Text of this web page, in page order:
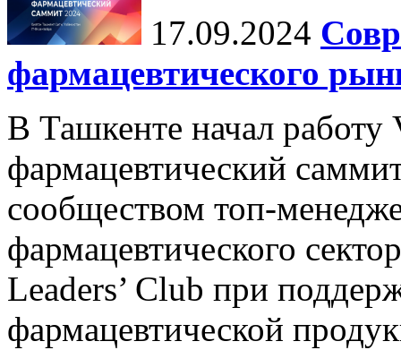
17.09.2024
фармацевтического
В Ташкенте начал работу
фармацевтический
сообществом топ-
фармацевтического
Leaders’ Club при
фармацевтической